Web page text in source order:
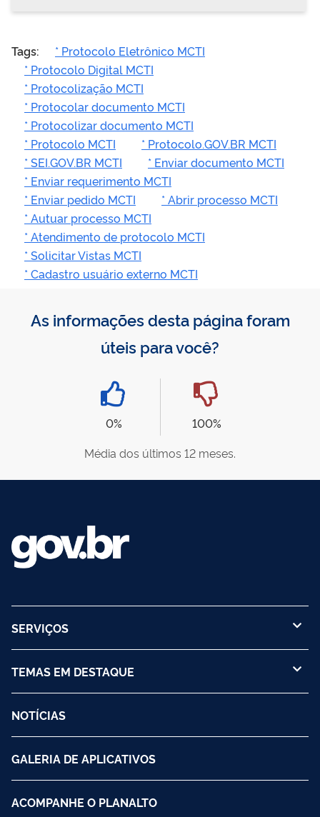
Tags:
* Protocolo Eletrônico MCTI
* Protocolo Digital MCTI
* Protocolização MCTI
* Protocolar documento MCTI
* Protocolizar documento MCTI
* Protocolo MCTI
* Protocolo.GOV.BR MCTI
* SEI.GOV.BR MCTI
* Enviar documento MCTI
* Enviar requerimento MCTI
* Enviar pedido MCTI
* Abrir processo MCTI
* Autuar processo MCTI
* Atendimento de protocolo MCTI
* Solicitar Vistas MCTI
* Cadastro usuário externo MCTI
As informações desta página foram
úteis para você?
0%
100%
Média dos últimos 12 meses.
SERVIÇOS
TEMAS EM DESTAQUE
NOTÍCIAS
GALERIA DE APLICATIVOS
ACOMPANHE O PLANALTO